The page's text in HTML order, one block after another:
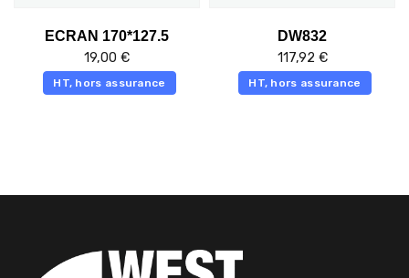
ECRAN 170*127.5
19,00 €
HT, hors assurance
DW832
117,92 €
HT, hors assurance